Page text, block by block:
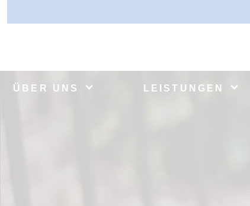
ÜBER UNS LEISTUNGEN